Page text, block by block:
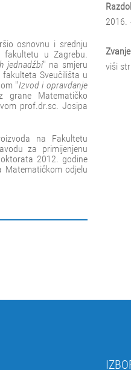
2016.
viši
osnovnu i srednju
fakultetu u Zagrebu.
jednadžbi" na smjeru
Sveučilišta u
"Izvod i opravdanje
grane Matematičko
prof.dr.sc. Josipa
na Fakultetu
za primijenjenu
2012. godine
Matematičkom odjelu